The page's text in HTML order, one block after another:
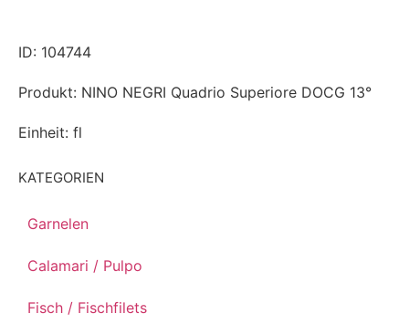
KATEGORIEN
Garnelen
Calamari / Pulpo
Fisch / Fischfilets
ID: 104744
Produkt: NINO NEGRI Quadrio Superiore DOCG 13°
Einheit: fl